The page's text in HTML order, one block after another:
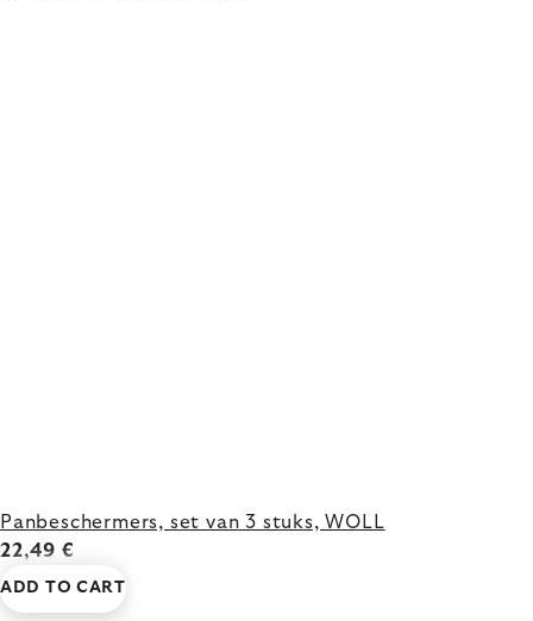
Panbeschermers, set van 3 stuks, WOLL
22,49 €
ADD TO CART